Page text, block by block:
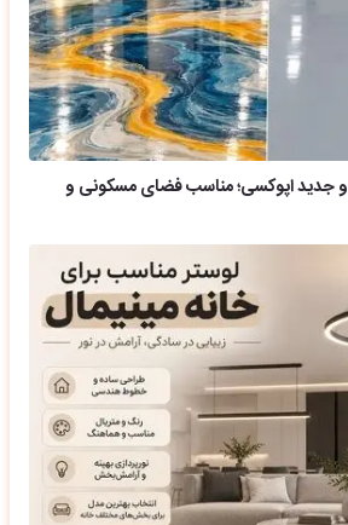
جدید اپوکسی؛ مناسب فضای مسکونی و